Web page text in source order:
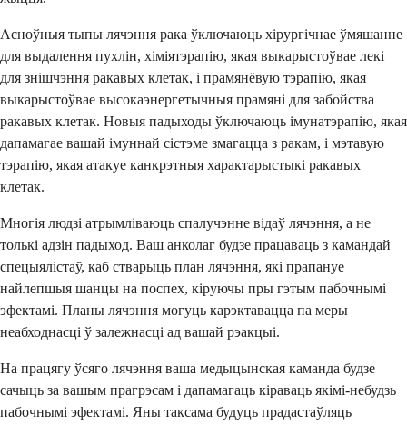
Асноўныя тыпы лячэння рака ўключаюць хірургічнае ўмяшанне
для выдалення пухлін, хіміятэрапію, якая выкарыстоўвае лекі
для знішчэння ракавых клетак, і прамянёвую тэрапію, якая
выкарыстоўвае высокаэнергетычныя прамяні для забойства
ракавых клетак. Новыя падыходы ўключаюць імунатэрапію, якая
дапамагае вашай імуннай сістэме змагацца з ракам, і мэтавую
тэрапію, якая атакуе канкрэтныя характарыстыкі ракавых
клетак.
Многія людзі атрымліваюць спалучэнне відаў лячэння, а не
толькі адзін падыход. Ваш анколаг будзе працаваць з камандай
спецыялістаў, каб стварыць план лячэння, які прапануе
найлепшыя шанцы на поспех, кіруючы пры гэтым пабочнымі
эфектамі. Планы лячэння могуць карэктавацца па меры
неабходнасці ў залежнасці ад вашай рэакцыі.
На працягу ўсяго лячэння ваша медыцынская каманда будзе
сачыць за вашым прагрэсам і дапамагаць кіраваць якімі-небудзь
пабочнымі эфектамі. Яны таксама будуць прадастаўляць